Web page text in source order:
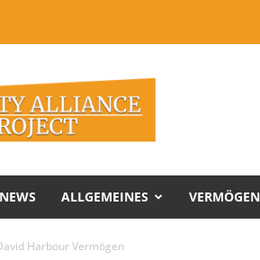
ALLGEMEINES VERMÖGEN
Harbour Vermögen